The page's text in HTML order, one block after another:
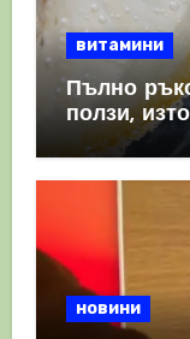
витамини
Пълно
ползи,
имунната
новини